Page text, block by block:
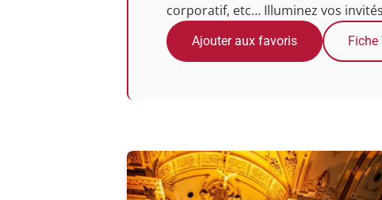
corporatif, etc… Illuminez vos
Ajouter aux favoris Fiche